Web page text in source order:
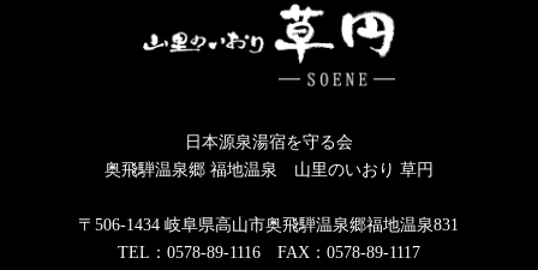
日本源泉湯宿を守る会
奥飛騨温泉郷 福地温泉 山里のいおり 草円
〒506-1434 岐阜県高山市奥飛騨温泉郷福地温泉831
TEL：0578-89-1116 FAX：0578-89-1117